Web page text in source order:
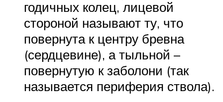
годичных колец, лицевой
стороной называют ту, что
повернута к центру бревна
(сердцевине), а тыльной –
повернутую к заболони (так
называется периферия ствола).